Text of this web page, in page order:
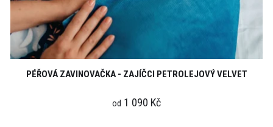
PÉŘOVÁ ZAVINOVAČKA - ZAJÍČCI PETROLEJOVÝ VELVET
od 1 090 Kč